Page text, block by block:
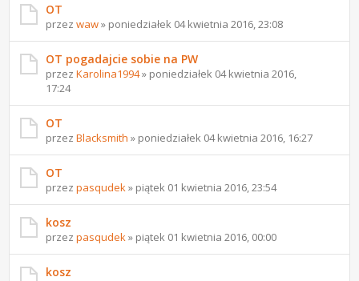
OT
przezwaw» poniedziałek 04 kwietnia 2016, 23:08
OT pogadajcie sobie na PW
przezKarolina1994» poniedziałek 04 kwietnia 2016,
17:24
OT
przezBlacksmith » poniedziałek 04 kwietnia 2016, 16:27
OT
przezpasqudek » piątek 01 kwietnia 2016, 23:54
kosz
przezpasqudek » piątek 01 kwietnia 2016, 00:00
kosz